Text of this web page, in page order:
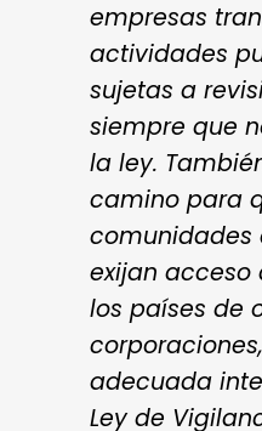
empresas
actividades
sujetas a
siempre que
la ley.
camino para
comunidades
exijan acceso
los países de
adecuada
Ley de